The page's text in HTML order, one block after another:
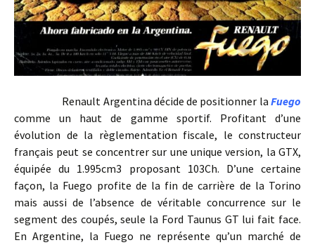
Renault Argentina décide de positionner la Fuego
comme un haut de gamme sportif. Profitant d’une
évolution de la règlementation fiscale, le constructeur
français peut se concentrer sur une unique version, la GTX,
équipée du 1.995cm3 proposant 103Ch. D’une certaine
façon, la Fuego profite de la fin de carrière de la Torino
mais aussi de l’absence de véritable concurrence sur le
segment des coupés, seule la Ford Taunus GT lui fait face.
En Argentine, la Fuego ne représente qu’un marché de